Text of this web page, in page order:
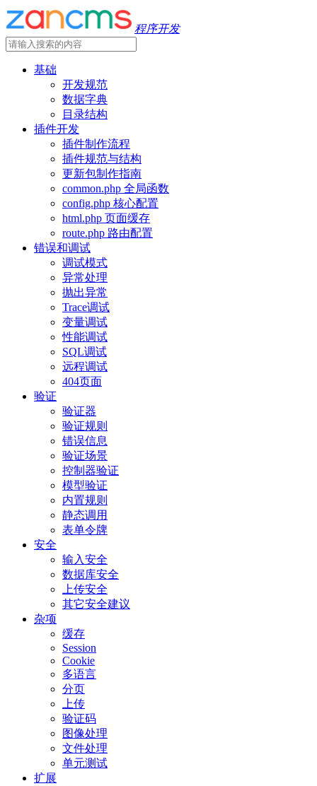
程序开发
基础
开发规范
数据字典
目录结构
插件开发
插件制作流程
插件规范与结构
更新包制作指南
common.php 全局函数
config.php 核心配置
html.php 页面缓存
route.php 路由配置
错误和调试
调试模式
异常处理
抛出异常
Trace调试
变量调试
性能调试
SQL调试
远程调试
404页面
验证
验证器
验证规则
错误信息
验证场景
控制器验证
模型验证
内置规则
静态调用
表单令牌
安全
输入安全
数据库安全
上传安全
其它安全建议
杂项
缓存
Session
Cookie
多语言
分页
上传
验证码
图像处理
文件处理
单元测试
扩展